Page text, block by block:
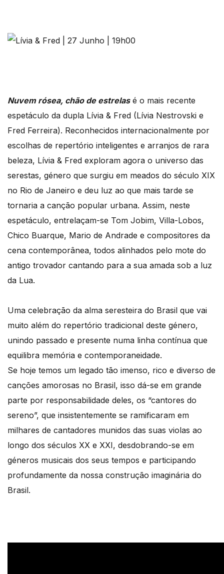
Nuvem rósea, chão de estrelasé o mais recente
espetáculo da dupla Lívia & Fred (Lívia Nestrovski e
Fred Ferreira). Reconhecidos internacionalmente por
escolhas de repertório inteligentes e arranjos de rara
beleza, Lívia & Fred exploram agora o universo das
serestas, género que surgiu em meados do século XIX
no Rio de Janeiro e deu luz ao que mais tarde se
tornaria a canção popular urbana. Assim, neste
espetáculo, entrelaçam-se Tom Jobim, Villa-Lobos,
Chico Buarque, Mario de Andrade e compositores da
cena contemporânea, todos alinhados pelo mote do
antigo trovador cantando para a sua amada sob a luz
da Lua.
Uma celebração da alma seresteira do Brasil que vai
muito além do repertório tradicional deste género,
unindo passado e presente numa linha contínua que
equilibra memória e contemporaneidade.
Se hoje temos um legado tão imenso, rico e diverso de
canções amorosas no Brasil, isso dá-se em grande
parte por responsabilidade deles, os “cantores do
sereno”, que insistentemente se ramificaram em
milhares de cantadores munidos das suas violas ao
longo dos séculos XX e XXI, desdobrando-se em
géneros musicais dos seus tempos e participando
profundamente da nossa construção imaginária do
Brasil.